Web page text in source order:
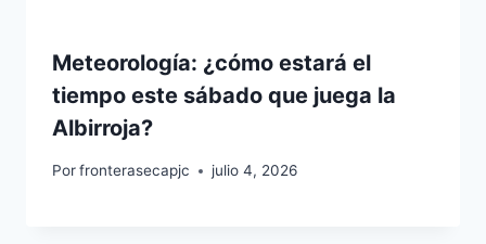
Meteorología: ¿cómo estará el
tiempo este sábado que juega la
Albirroja?
Porfronterasecapjc julio 4, 2026